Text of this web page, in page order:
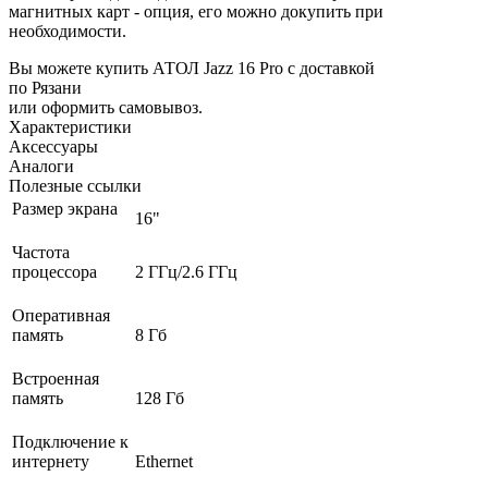
магнитных карт - опция, его можно докупить при
необходимости.
Вы можете купить АТОЛ Jazz 16 Pro с доставкой
по Рязани
или оформить самовывоз.
Характеристики
Аксессуары
Аналоги
Полезные ссылки
Размер экрана
16"
Частота
процессора
2 ГГц/2.6 ГГц
Оперативная
память
8 Гб
Встроенная
память
128 Гб
Подключение к
интернету
Ethernet